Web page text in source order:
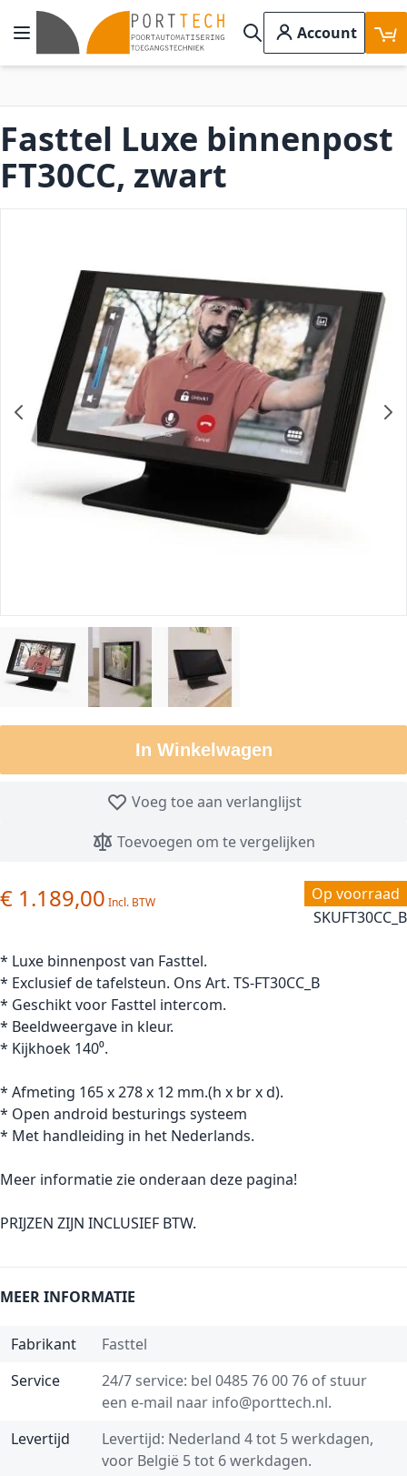
Ga naar de inhoud
Toggle Nav
Search
Account
In Winkelwagen
Voeg toe aan verlanglijst
Toevoegen om te vergelijken
Fasttel Luxe binnenpost
FT30CC, zwart
Op voorraad
SKUFT30CC_B
€ 1.189,00
* Luxe binnenpost van Fasttel.
* Exclusief de tafelsteun. Ons Art. TS-FT30CC_B
* Geschikt voor Fasttel intercom.
* Beeldweergave in kleur.
* Kijkhoek 140⁰.
* Afmeting 165 x 278 x 12 mm.(h x br x d).
* Open android besturings systeem
* Met handleiding in het Nederlands.
Meer informatie zie onderaan deze pagina!
PRIJZEN ZIJN INCLUSIEF BTW.
MEER INFORMATIE
Fabrikant
Fasttel
Service
24/7 service: bel 0485 76 00 76 of stuur
een e-mail naar info@porttech.nl.
Levertijd
Levertijd: Nederland 4 tot 5 werkdagen,
voor België 5 tot 6 werkdagen.